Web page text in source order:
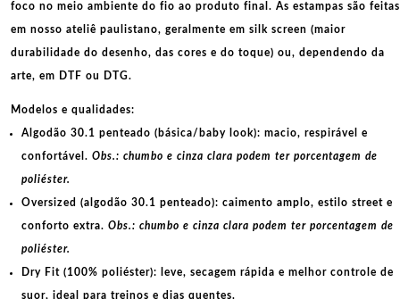
foco no meio ambiente do fio ao produto final. As estampas são feitas
em nosso ateliê paulistano, geralmente em silk screen (maior
durabilidade do desenho, das cores e do toque) ou, dependendo da
arte, em DTF ou DTG.
Modelos e qualidades:
Algodão 30.1 penteado (básica/baby look): macio, respirável e
confortável. Obs.: chumbo e cinza clara podem ter porcentagem de
poliéster.
Oversized (algodão 30.1 penteado): caimento amplo, estilo street e
conforto extra. Obs.: chumbo e cinza clara podem ter porcentagem de
poliéster.
Dry Fit (100% poliéster): leve, secagem rápida e melhor controle de
suor, ideal para treinos e dias quentes.